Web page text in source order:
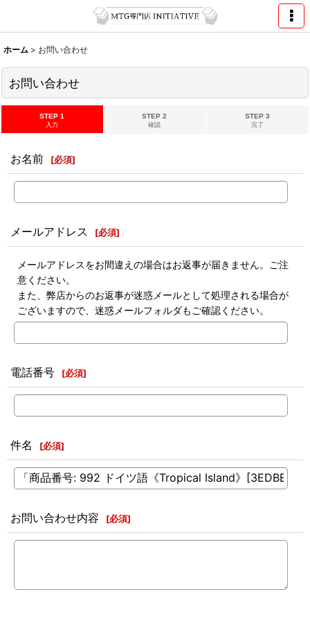
ホーム > お問い合わせ
お問い合わせ
STEP 1
入力
STEP 2
確認
STEP 3
完了
お名前 [必須]
メールアドレス [必須]
メールアドレスをお間違えの場合はお返事が届きません。ご注
意ください。
また、弊店からのお返事が迷惑メールとして処理される場合が
ございますので、迷惑メールフォルダもご確認ください。
電話番号 [必須]
件名 [必須]
お問い合わせ内容 [必須]